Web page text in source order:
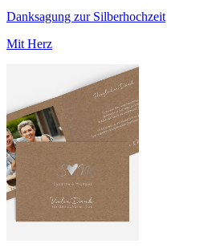
Danksagung zur Silberhochzeit
Mit Herz